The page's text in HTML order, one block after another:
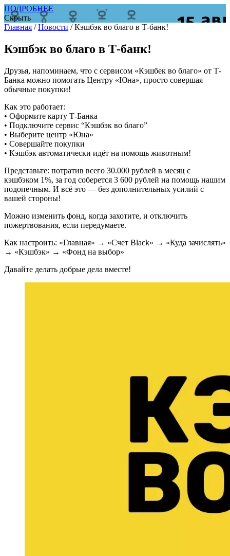
ПОДРОБНЕЕ
Скрыть
Главная / Новости / Кэшбэк во благо в Т-банк!
Кэшбэк во благо в Т-банк!
Друзья, напоминаем, что с сервисом «Кэшбек во благо» от Т-
Банка можно помогать Центру «Юна», просто совершая
обычные покупки!
Как это работает:
• Оформите карту Т-Банка
• Подключите сервис “Кэшбэк во благо”
• Выберите центр «Юна»
• Совершайте покупки
• Кэшбэк автоматически идёт на помощь животным!
Представьте: потратив всего 30.000 рублей в месяц с
кэшбэком 1%, за год соберется 3 600 рублей на помощь нашим
подопечным. И всё это — без дополнительных усилий с
вашей стороны!
Можно изменить фонд, когда захотите, и отключить
пожертвования, если передумаете.
Как настроить: «Главная» → «Счет Black» → «Куда зачислять»
→ «Кэшбэк» → «Фонд на выбор»
Давайте делать добрые дела вместе!